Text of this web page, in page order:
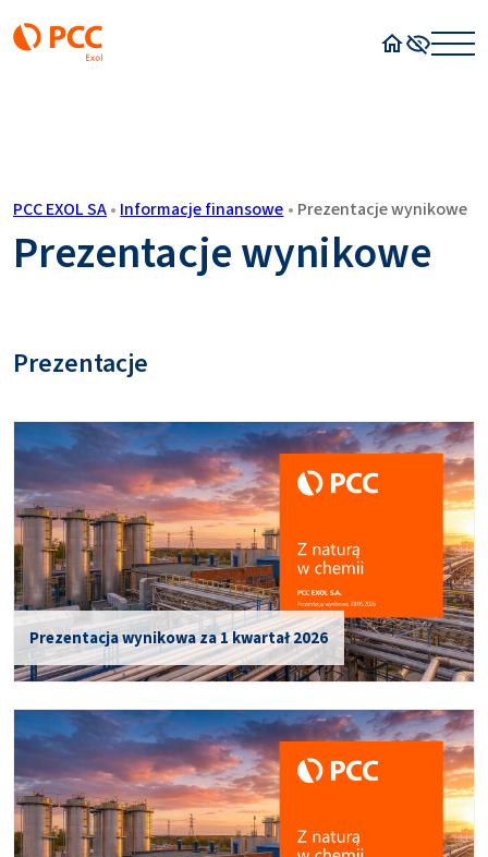
PCC EXOL SA• Informacje finansowe • Prezentacje wynikowe
Prezentacje wynikowe
Prezentacje
Prezentacja wynikowa za 1 kwartał 2026